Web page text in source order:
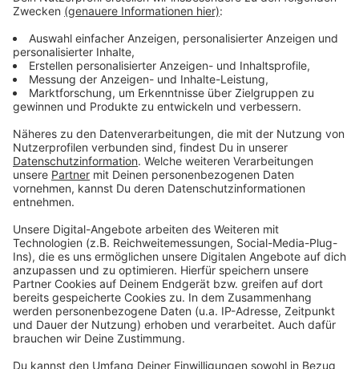
Spitäler entlasten wie in Dänemark